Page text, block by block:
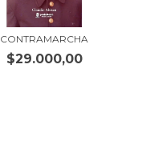
CONTRAMARCHA
$29.000,00